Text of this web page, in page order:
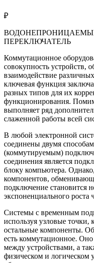
₽
ПЕРЕКЛЮЧАТЕЛЬ
Коммутационное
совокупность устройств,
взаимодействие
ключевая функция
разных типов для их
функционирования.
выполняет ряд
слаженной работы всей
В любой электронной
соединены двумя
(коммутируемым)
соединения является
блоку компьютера.
компонентов,
подключение становится
экспоненциального роста
Системы с временным
используя узловые
остальные компоненты.
есть коммутационное.
между устройствами, а
физическом и логическом